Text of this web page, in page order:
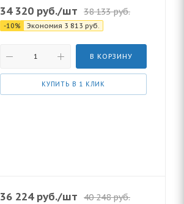
34 320 руб./шт 38 133руб.
-10% Экономия 3 813 руб.
В КОРЗИНУ
КУПИТЬ В 1 КЛИК
36 224руб./шт 40 248руб.